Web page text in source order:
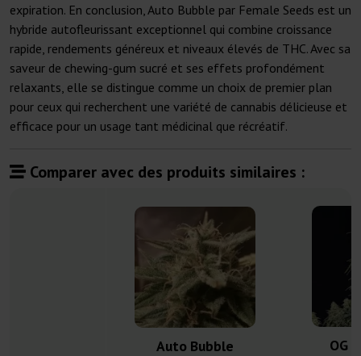
expiration. En conclusion, Auto Bubble par Female Seeds est un
hybride autofleurissant exceptionnel qui combine croissance
rapide, rendements généreux et niveaux élevés de THC. Avec sa
saveur de chewing-gum sucré et ses effets profondément
relaxants, elle se distingue comme un choix de premier plan
pour ceux qui recherchent une variété de cannabis délicieuse et
efficace pour un usage tant médicinal que récréatif.
Comparer avec des produits similaires :
Auto Bubble OG